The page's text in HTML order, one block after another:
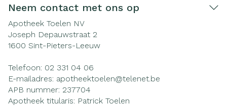
Neem contact met ons op
Apotheek Toelen NV
Joseph Depauwstraat 2
1600 Sint-Pieters-Leeuw
Telefoon: 02 331 04 06
E-mailadres: apotheektoelen@telenet.be
APB nummer: 237704
Apotheek titularis: Patrick Toelen